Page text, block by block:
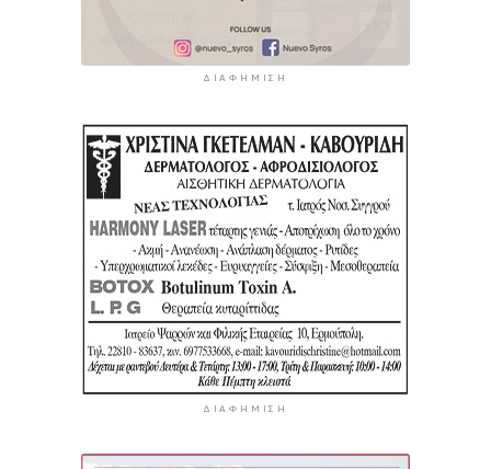
ΔΙΑΦΉΜΙΣΗ
ΔΙΑΦΉΜΙΣΗ